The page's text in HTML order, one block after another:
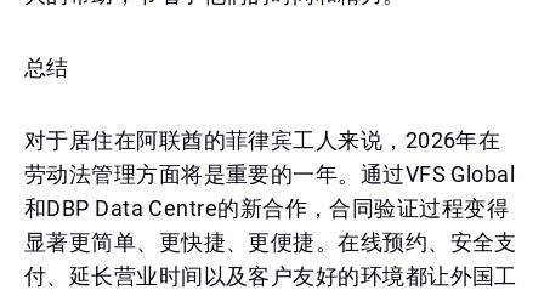
总结
对于居住在阿联酋的菲律宾工人来说，2026年在
劳动法管理方面将是重要的一年。通过VFS Global
和DBP Data Centre的新合作，合同验证过程变得
显著更简单、更快捷、更便捷。在线预约、安全支
付、延长营业时间以及客户友好的环境都让外国工